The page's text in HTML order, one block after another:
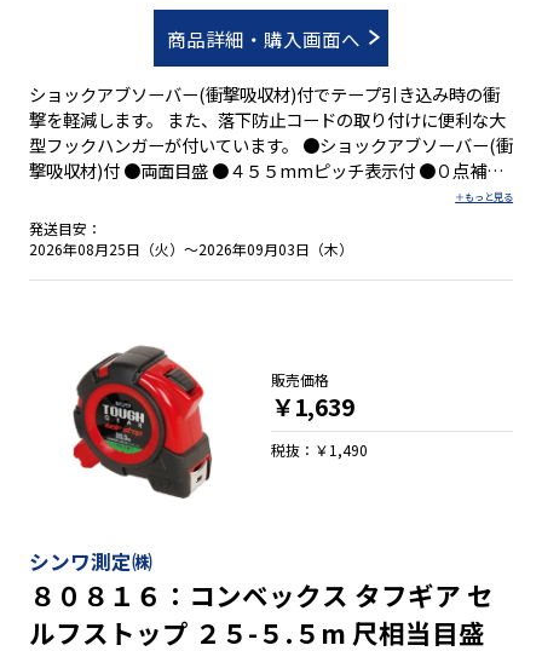
商品詳細・購入画面へ
ショックアブソーバー(衝撃吸収材)付でテープ引き込み時の衝
撃を軽減します。 また、落下防止コードの取り付けに便利な大
型フックハンガーが付いています。 ●ショックアブソーバー(衝
撃吸収材)付 ●両面目盛 ●４５５mmピッチ表示付 ●０点補正
発送目安：
2026年08月25日（火）～2026年09月03日（木）
シンワ測定㈱
８０８１６：コンベックス タフギア セ
ルフストップ ２５-５.５m 尺相当目盛
販売価格
￥1,639
税抜：￥1,490